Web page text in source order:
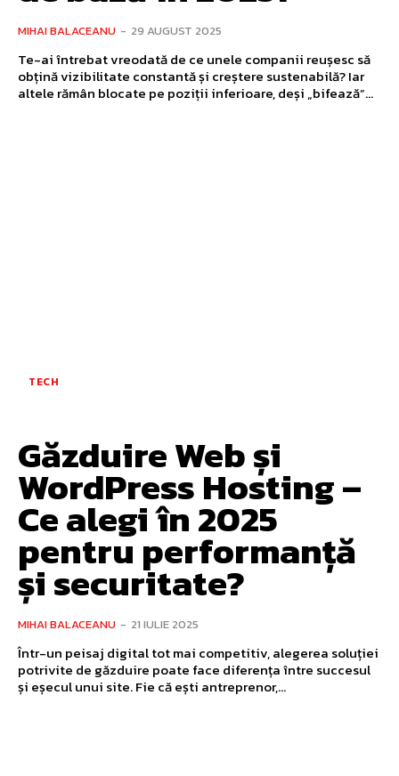
MIHAI BALACEANU - 29 AUGUST 2025
Te-ai întrebat vreodată de ce unele companii reușesc să
obțină vizibilitate constantă și creștere sustenabilă? Iar
altele rămân blocate pe poziții inferioare, deși „bifează”...
TECH
Găzduire Web și
WordPress Hosting –
Ce alegi în 2025
pentru performanță
și securitate?
MIHAI BALACEANU - 21 IULIE 2025
Într-un peisaj digital tot mai competitiv, alegerea soluției
potrivite de găzduire poate face diferența între succesul
și eșecul unui site. Fie că ești antreprenor,...